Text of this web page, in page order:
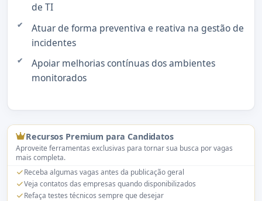
de TI
Atuar de forma preventiva e reativa na gestão de
incidentes
Apoiar melhorias contínuas dos ambientes
monitorados
Recursos Premium para Candidatos
Aproveite ferramentas exclusivas para tornar sua busca por vagas
mais completa.
Receba algumas vagas antes da publicação geral
Veja contatos das empresas quando disponibilizados
Refaça testes técnicos sempre que desejar